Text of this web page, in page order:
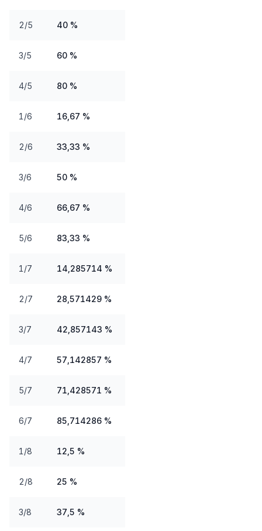
2/5 40 %
3/5 60 %
4/5 80 %
1/6 16,67 %
2/6 33,33 %
3/6 50 %
4/6 66,67 %
5/6 83,33 %
1/7 14,285714 %
2/7 28,571429 %
3/7 42,857143 %
4/7 57,142857 %
5/7 71,428571 %
6/7 85,714286 %
1/8 12,5 %
2/8 25 %
3/8 37,5 %